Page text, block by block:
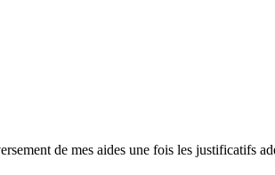
de mes aides une fois les justificatifs